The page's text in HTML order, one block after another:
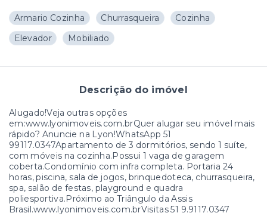
Armario Cozinha Churrasqueira
Cozinha
Elevador
Mobiliado
Descrição do imóvel
Alugado!Veja outras opções
em:www.lyonimoveis.com.brQuer alugar seu imóvel mais
rápido? Anuncie na Lyon!WhatsApp 51
99117.0347Apartamento de 3 dormitórios, sendo 1 suíte,
com móveis na cozinha.Possui 1 vaga de garagem
coberta.Condomínio com infra completa. Portaria 24
horas, piscina, sala de jogos, brinquedoteca, churrasqueira,
spa, salão de festas, playground e quadra
poliesportiva.Próximo ao Triângulo da Assis
Brasil.www.lyonimoveis.com.brVisitas 51 9.9117.0347